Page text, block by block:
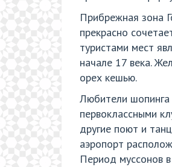
Прибрежная зона
прекрасно
туристами мест
начале 17 века.
орех кешью.
Любители шопинга
первоклассными
другие поют и
аэропорт
Период муссонов